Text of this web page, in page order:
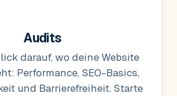
Audits
darauf, wo deine Website
Performance, SEO-Basics,
und Barrierefreiheit. Starte